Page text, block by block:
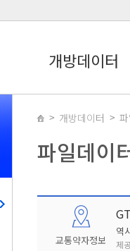
개방데이터
개방데이터
파일데이
교통약자정보
역
제